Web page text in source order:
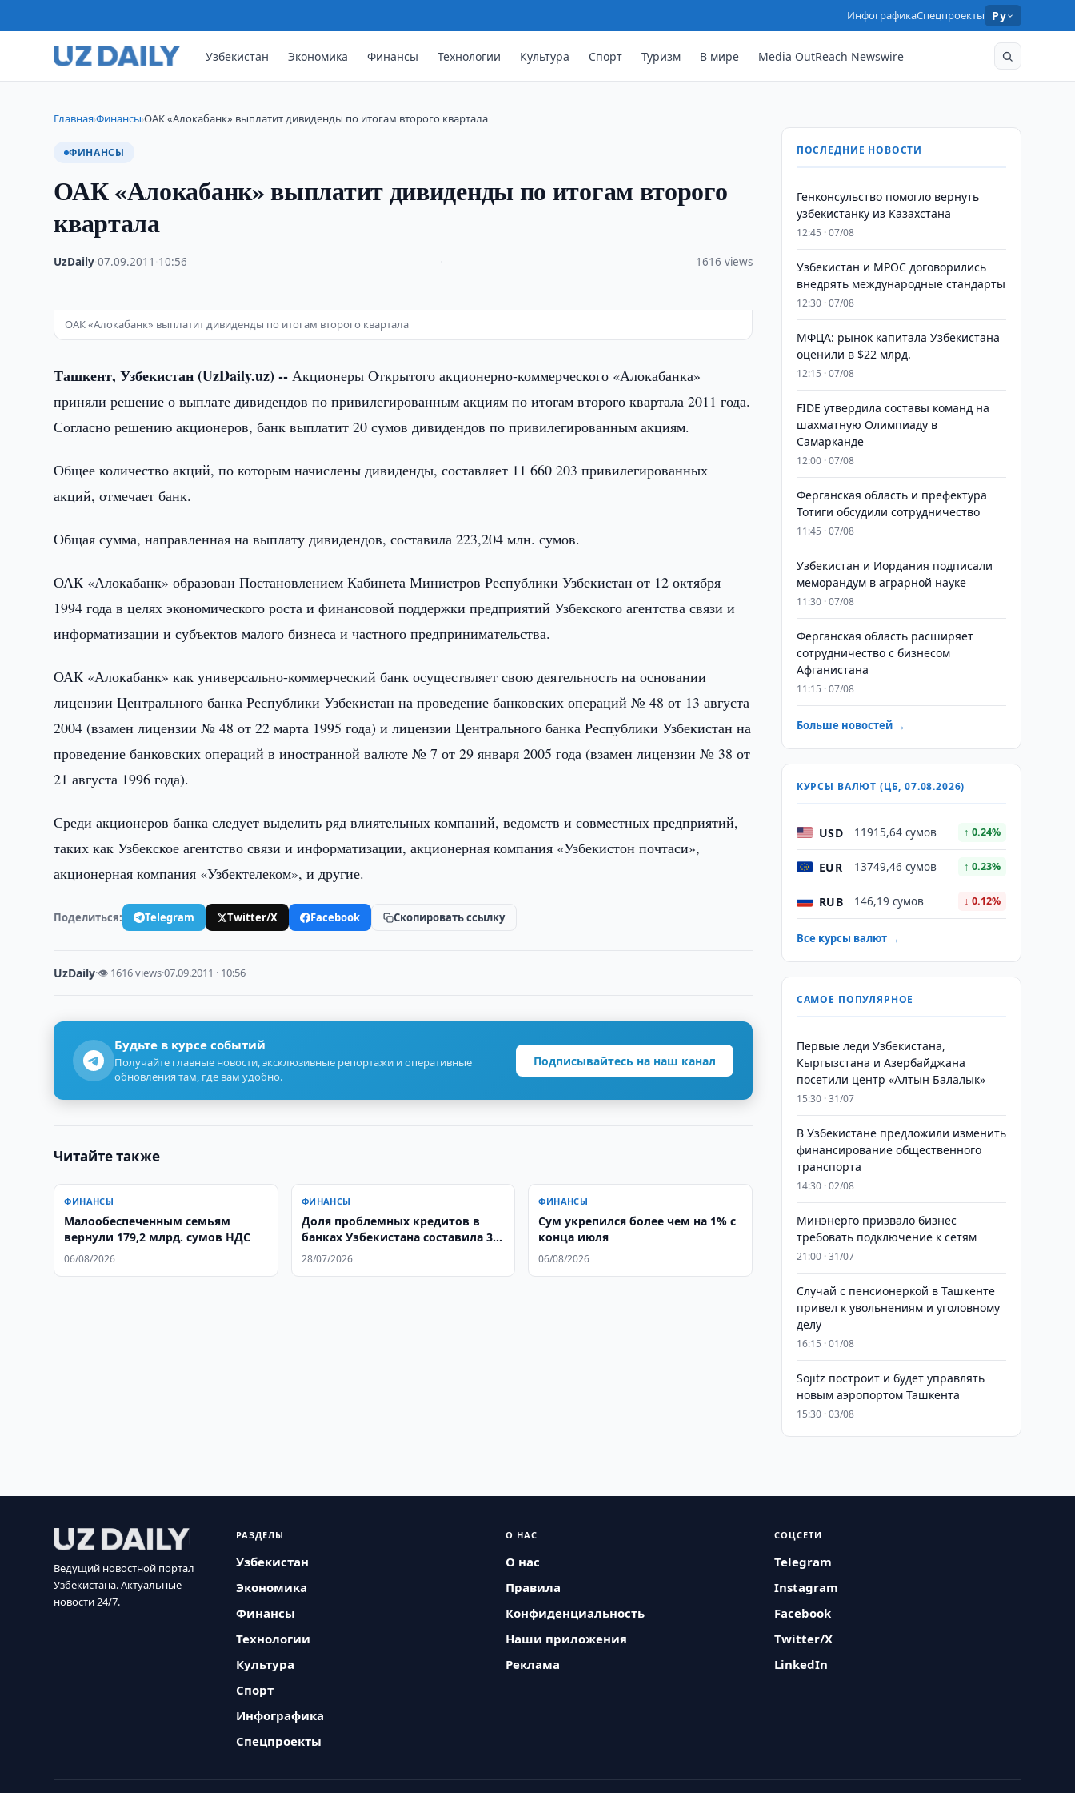
ИнфографикаСпецпроекты Ру
Узбекистан Экономика Финансы Технологии Культура Спорт Туризм В мире Media OutReach Newswire
Главная›Финансы›ОАК «Алокабанк» выплатит дивиденды по итогам второго квартала
ФИНАНСЫ
ОАК «Алокабанк» выплатит дивиденды по итогам второго
квартала
UzDaily ·07.09.2011 10:56 1616 views
ОАК «Алокабанк» выплатит дивиденды по итогам второго квартала
Ташкент, Узбекистан (UzDaily.uz) -- Акционеры Открытого акционерно-коммерческого «Алокабанка»
приняли решение о выплате дивидендов по привилегированным акциям по итогам второго квартала 2011 года.
Согласно решению акционеров, банк выплатит 20 сумов дивидендов по привилегированным акциям.
Общее количество акций, по которым начислены дивиденды, составляет 11 660 203 привилегированных
акций, отмечает банк.
Общая сумма, направленная на выплату дивидендов, составила 223,204 млн. сумов.
ОАК «Алокабанк» образован Постановлением Кабинета Министров Республики Узбекистан от 12 октября
1994 года в целях экономического роста и финансовой поддержки предприятий Узбекского агентства связи и
информатизации и субъектов малого бизнеса и частного предпринимательства.
ОАК «Алокабанк» как универсально-коммерческий банк осуществляет свою деятельность на основании
лицензии Центрального банка Республики Узбекистан на проведение банковских операций № 48 от 13 августа
2004 (взамен лицензии № 48 от 22 марта 1995 года) и лицензии Центрального банка Республики Узбекистан на
проведение банковских операций в иностранной валюте № 7 от 29 января 2005 года (взамен лицензии № 38 от
21 августа 1996 года).
Среди акционеров банка следует выделить ряд влиятельных компаний, ведомств и совместных предприятий,
таких как Узбекское агентство связи и информатизации, акционерная компания «Узбекистон почтаси»,
акционерная компания «Узбектелеком», и другие.
Поделиться: Telegram Twitter/X Facebook Скопировать ссылку
UzDaily·👁 1616 views·07.09.2011 · 10:56
Будьте в курсе событий
Получайте главные новости, эксклюзивные репортажи и оперативные
обновления там, где вам удобно.
Подписывайтесь на наш канал
Читайте также
ФИНАНСЫ
Малообеспеченным семьям
вернули 179,2 млрд. сумов НДС
06/08/2026
ФИНАНСЫ
Доля проблемных кредитов в
банках Узбекистана составила 3,6
%
28/07/2026
ФИНАНСЫ
Сум укрепился более чем на 1% с
конца июля
06/08/2026
ПОСЛЕДНИЕ НОВОСТИ
Генконсульство помогло вернуть
узбекистанку из Казахстана
12:45 · 07/08
Узбекистан и MPOC договорились
внедрять международные стандарты
12:30 · 07/08
МФЦА: рынок капитала Узбекистана
оценили в $22 млрд.
12:15 · 07/08
FIDE утвердила составы команд на
шахматную Олимпиаду в
Самарканде
12:00 · 07/08
Ферганская область и префектура
Тотиги обсудили сотрудничество
11:45 · 07/08
Узбекистан и Иордания подписали
меморандум в аграрной науке
11:30 · 07/08
Ферганская область расширяет
сотрудничество с бизнесом
Афганистана
11:15 · 07/08
Больше новостей →
КУРСЫ ВАЛЮТ (ЦБ, 07.08.2026)
USD 11915,64 сумов ↑ 0.24%
EUR 13749,46 сумов ↑ 0.23%
RUB 146,19 сумов ↓ 0.12%
Все курсы валют →
САМОЕ ПОПУЛЯРНОЕ
Первые леди Узбекистана,
Кыргызстана и Азербайджана
посетили центр «Алтын Балалык»
15:30 · 31/07
В Узбекистане предложили изменить
финансирование общественного
транспорта
14:30 · 02/08
Минэнерго призвало бизнес
требовать подключение к сетям
21:00 · 31/07
Случай с пенсионеркой в Ташкенте
привел к увольнениям и уголовному
делу
16:15 · 01/08
Sojitz построит и будет управлять
новым аэропортом Ташкента
15:30 · 03/08
Ведущий новостной портал
Узбекистана. Актуальные
новости 24/7.
РАЗДЕЛЫ
Узбекистан
Экономика
Финансы
Технологии
Культура
Спорт
Инфографика
Спецпроекты
О НАС
О нас
Правила
Конфиденциальность
Наши приложения
Реклама
СОЦСЕТИ
Telegram
Instagram
Facebook
Twitter/X
LinkedIn